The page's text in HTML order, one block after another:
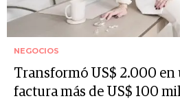
NEGOCIOS
Transformó US$ 2.000 en
factura más de US$ 100